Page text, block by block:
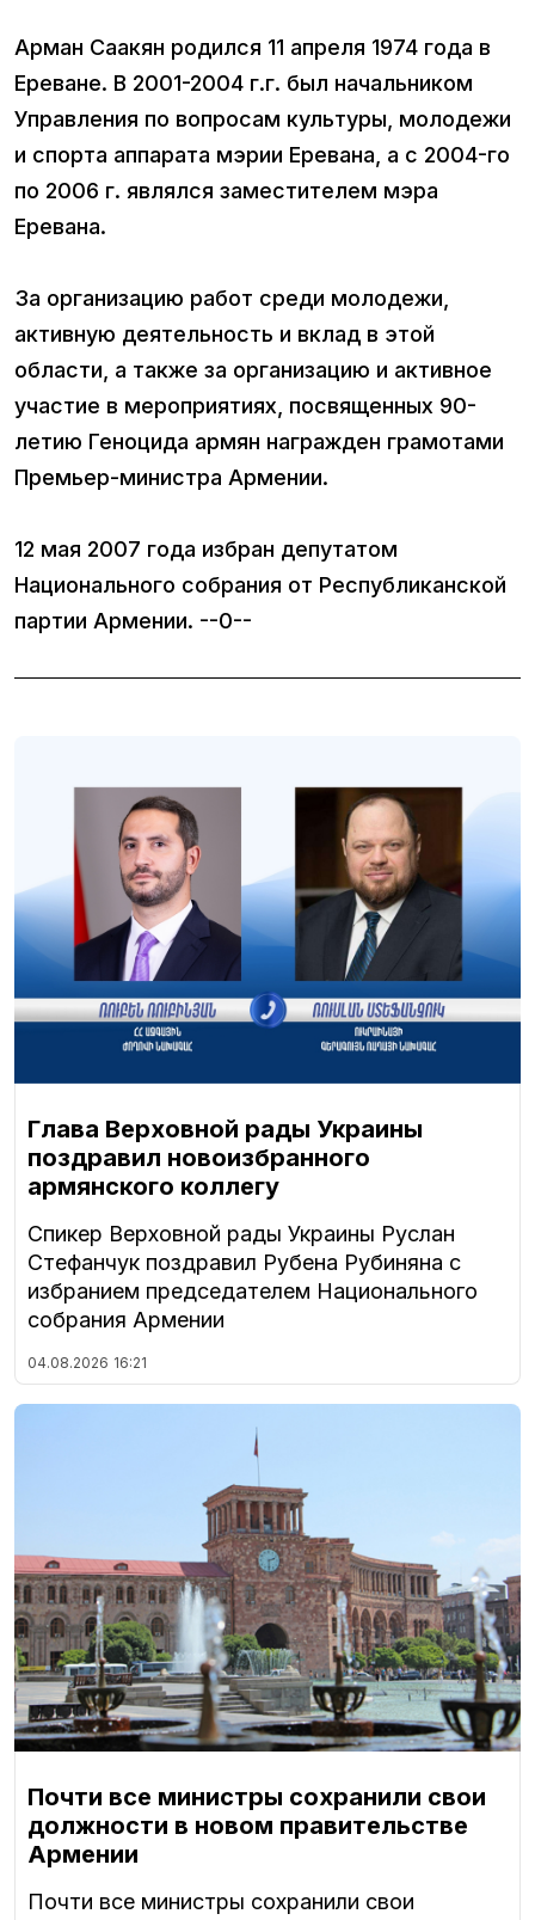
Арман Саакян родился 11 апреля 1974 года в
Ереване. В 2001-2004 г.г. был начальником
Управления по вопросам культуры, молодежи
и спорта аппарата мэрии Еревана, а с 2004-го
по 2006 г. являлся заместителем мэра
Еревана.
За организацию работ среди молодежи,
активную деятельность и вклад в этой
области, а также за организацию и активное
участие в мероприятиях, посвященных 90-
летию Геноцида армян награжден грамотами
Премьер-министра Армении.
12 мая 2007 года избран депутатом
Национального собрания от Республиканской
партии Армении. --0--
Глава Верховной рады Украины
поздравил новоизбранного
армянского коллегу
Спикер Верховной рады Украины Руслан
Стефанчук поздравил Рубена Рубиняна с
избранием председателем Национального
собрания Армении
04.08.2026 16:21
Почти все министры сохранили свои
должности в новом правительстве
Армении
Почти все министры сохранили свои